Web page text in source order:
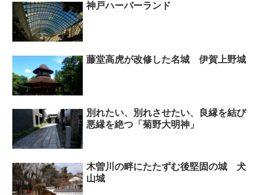
神戸ハーバーランド
藤堂高虎が改修した名城 伊賀上野城
別れたい、別れさせたい、良縁を結び
悪縁を絶つ「菊野大明神」
木曽川の畔にたたずむ後堅固の城 犬
山城